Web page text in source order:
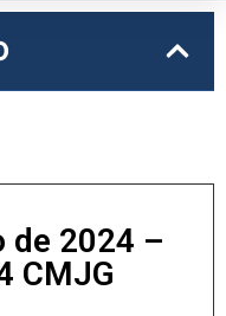
de 2024 –
CMJG